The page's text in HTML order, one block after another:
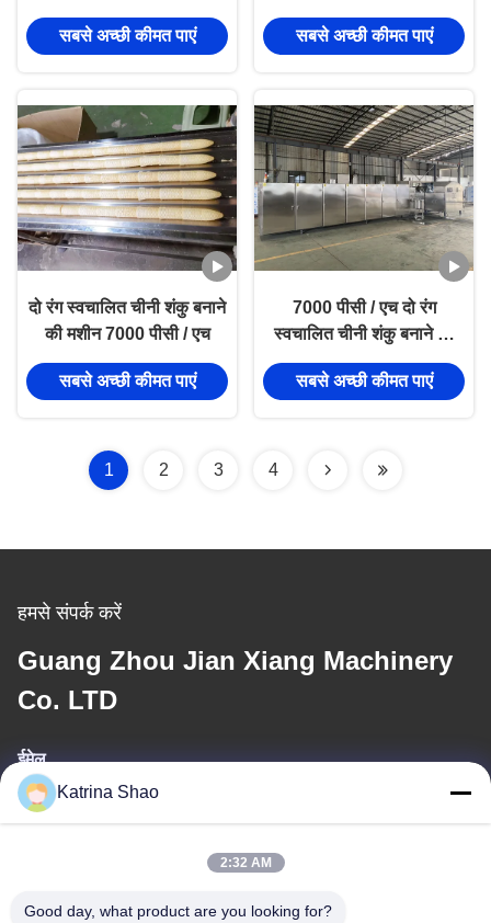
समाधान, पीएलसी ईस्ट कंट्रोल,
11000 पीस प्रति घंटा उत्पादन
सबसे अच्छी कीमत पाएं
आइसक्रीम कोन उत्पादन लाइन
सबसे अच्छी कीमत पाएं
दो रंग स्वचालित चीनी शंकु बनाने
की मशीन 7000 पीसी / एच
सबसे अच्छी कीमत पाएं
7000 पीसी / एच दो रंग
स्वचालित चीनी शंकु बनाने की
मशीन
सबसे अच्छी कीमत पाएं
1 2 3 4
हमसे संपर्क करें
Guang Zhou Jian Xiang Machinery
Co. LTD
ईमेल
katrina@jxmachineryco.com
Katrina Shao
2:32 AM
Good day, what product are you looking for?